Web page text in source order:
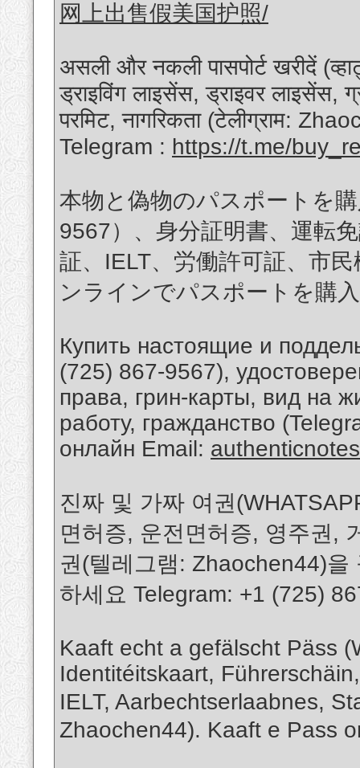
网上出售假美国护照/
असली और नकली पासपोर्ट खरीदें
ड्राइविंग लाइसेंस, ड्राइवर लाइसेंस,
परमिट, नागरिकता (टेलीग्राम:
Telegram : https://t.me/
本物と偽物のパスポートを
9567）、身分証明書、運転
証、IELT、労働許可証、市
ンラインでパスポートを購
Купить настоящие и
(725) 867-9567),
права, грин-карты, вид на
работу, гражданство
онлайн Email:
진짜 및 가짜 여권
면허증, 운전면허증, 영주권,
권(텔레그램: Zhaochen44)
하세요 Telegram: +1 (725)
Kaaft echt a gefälscht Päss
Identitéitskaart,
IELT, Aarbechtserlaabnes,
Zhaochen44). Kaaft e Pass